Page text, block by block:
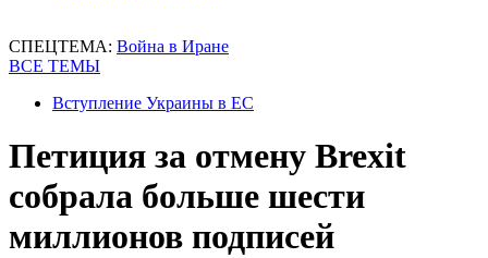
СПЕЦТЕМА: Война в Иране
ВСЕ ТЕМЫ
Вступление Украины в ЕС
Петиция за отмену Brexit
собрала больше шести
миллионов подписей